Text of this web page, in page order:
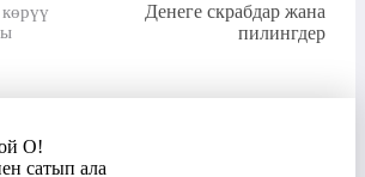
Денеге скрабдар жана
пилингдер
О!
сатып ала